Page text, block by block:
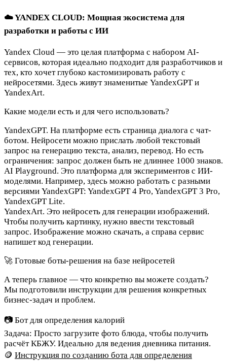
☁️ YANDEX CLOUD: Мощная экосистема для
разработки и работы с ИИ
Yandex Cloud — это целая платформа с набором AI-
сервисов, которая идеально подходит для разработчиков и
тех, кто хочет глубоко кастомизировать работу с
нейросетями. Здесь живут знаменитые YandexGPT и
YandexArt.
Какие модели есть и для чего использовать?
YandexGPT. На платформе есть страница диалога с чат-
ботом. Нейросети можно прислать любой текстовый
запрос на генерацию текста, анализ, перевод. Но есть
ограничения: запрос должен быть не длиннее 1000 знаков.
AI Playground. Это платформа для экспериментов с ИИ-
моделями. Например, здесь можно работать с разными
версиями YandexGPT: YandexGPT 4 Pro, YandexGPT 3 Pro,
YandexGPT Lite.
YandexArt. Это нейросеть для генерации изображений.
Чтобы получить картинку, нужно ввести текстовый
запрос. Изображение можно скачать, а справа сервис
напишет код генерации.
🚀 Готовые боты-решения на базе нейросетей
А теперь главное — что конкретно вы можете создать?
Мы подготовили инструкции для решения конкретных
бизнес-задач и проблем.
📷 Бот для определения калорий
Задача: Просто загрузите фото блюда, чтобы получить
расчёт КБЖУ. Идеально для ведения дневника питания.
🪙 Инструкция по созданию бота для определения